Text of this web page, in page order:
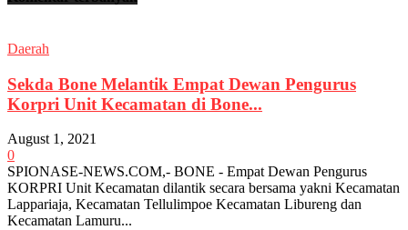
Daerah
Sekda Bone Melantik Empat Dewan Pengurus
Korpri Unit Kecamatan di Bone...
August 1, 2021
0
SPIONASE-NEWS.COM,- BONE - Empat Dewan Pengurus
KORPRI Unit Kecamatan dilantik secara bersama yakni Kecamatan
Lappariaja, Kecamatan Tellulimpoe Kecamatan Libureng dan
Kecamatan Lamuru...